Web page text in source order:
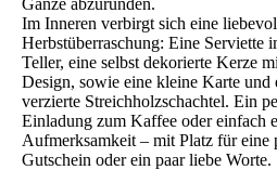
Ganze abzurunden.
Im Inneren verbirgt sich eine
Herbstüberraschung: Eine Serviette
Teller, eine selbst dekorierte Kerze
Design, sowie eine kleine Karte und
verzierte Streichholzschachtel. Ein
Einladung zum Kaffee oder einfach
Aufmerksamkeit – mit Platz für eine
Gutschein oder ein paar liebe Worte.